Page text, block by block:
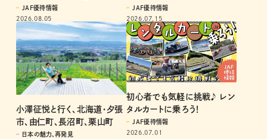
JAF優待情報
2026.08.05
JAF優待情報
2026.07.15
小澤征悦と行く、北海道・夕張
市、由仁町、長沼町、栗山町
日本の魅力、再発見
初心者でも気軽に挑戦♪ レン
タルカートに乗ろう！
JAF優待情報
2026.07.01